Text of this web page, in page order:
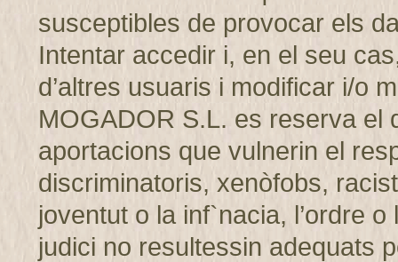
susceptibles de provocar els
Intentar accedir i, en el seu
d’altres usuaris i modificar i/o
MOGADOR S.L. es reserva el
aportacions que vulnerin el
discriminatoris, xenòfobs,
joventut o la inf`nacia, l’ordre
judici no resultessin adequats